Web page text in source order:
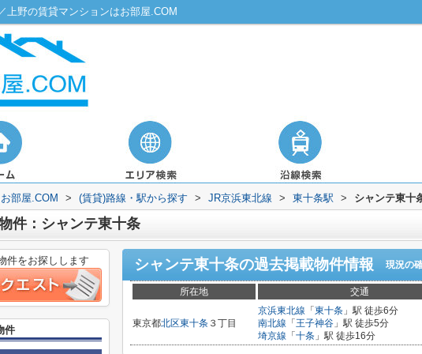
上野の賃貸マンションはお部屋.COM
部屋.COM > (賃貸)路線・駅から探す > JR京浜東北線 > 東十条駅 > シャンテ東十
件：シャンテ東十条
シャンテ東十条の過去掲載物件情報 現況の
所在地 交通
東京都北区東十条 ３丁目
京浜東北線 「 東十条 」駅 徒歩6分
南北線 「 王子神谷 」駅 徒歩5分
埼京線 「 十条 」駅 徒歩16分
件をお探しします
件